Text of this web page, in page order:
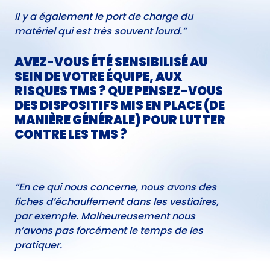
Il y a également le port de charge du
matériel qui est très souvent lourd.”
AVEZ-VOUS ÉTÉ SENSIBILISÉ AU
SEIN DE VOTRE ÉQUIPE, AUX
RISQUES TMS ? QUE PENSEZ-VOUS
DES DISPOSITIFS MIS EN PLACE (DE
MANIÈRE GÉNÉRALE) POUR LUTTER
CONTRE LES TMS ?
“En ce qui nous concerne, nous avons des
fiches d’échauffement dans les vestiaires,
par exemple. Malheureusement nous
n’avons pas forcément le temps de les
pratiquer.